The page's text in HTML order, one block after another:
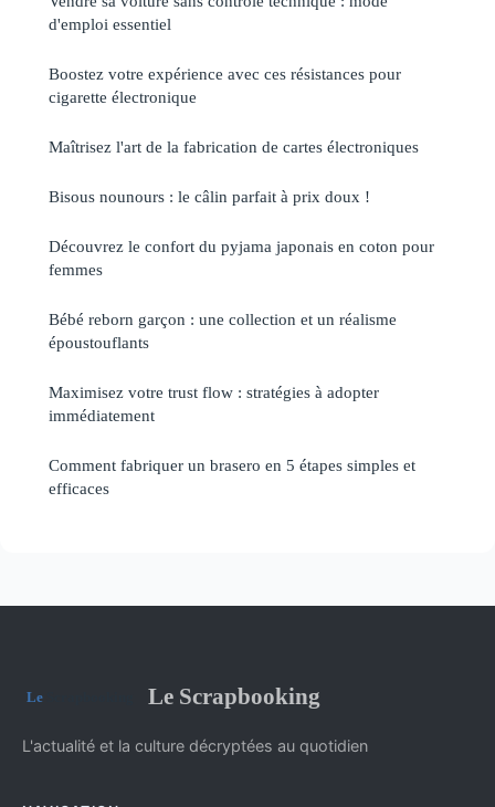
d'emploi essentiel
Boostez votre expérience avec ces résistances pour
cigarette électronique
Maîtrisez l'art de la fabrication de cartes électroniques
Bisous nounours : le câlin parfait à prix doux !
Découvrez le confort du pyjama japonais en coton pour
femmes
Bébé reborn garçon : une collection et un réalisme
époustouflants
Maximisez votre trust flow : stratégies à adopter
immédiatement
Comment fabriquer un brasero en 5 étapes simples et
efficaces
Le Scrapbooking
L'actualité et la culture décryptées au quotidien